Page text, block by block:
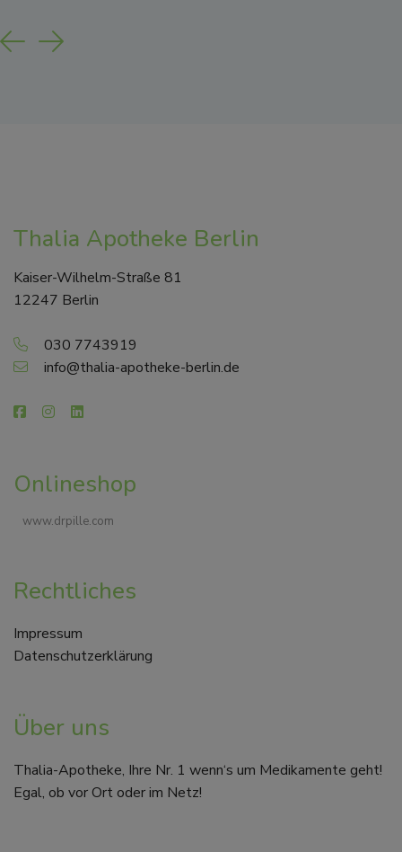
Previous
Next
Thalia Apotheke Berlin
Kaiser-Wilhelm-Straße 81
12247 Berlin
030 7743919
info@thalia-apotheke-berlin.de
Onlineshop
www.drpille.com
Rechtliches
Impressum
Datenschutzerklärung
Über uns
Thalia-Apotheke, Ihre Nr. 1 wenn‘s um Medikamente geht!
Egal, ob vor Ort oder im Netz!